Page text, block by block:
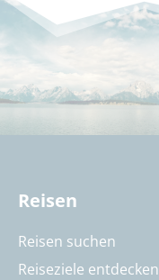
Reisen
Reisen suchen
Reiseziele entdecken